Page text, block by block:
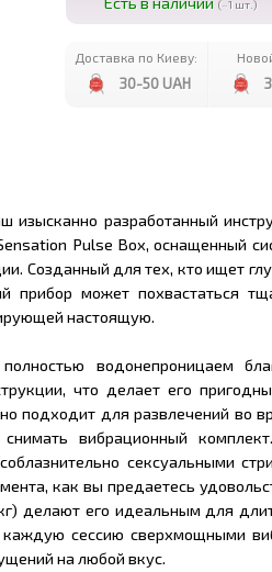
(~1 шт.)
Доставка по Киеву:
30-50 UAH
изысканно разработанный
Pulse Box, оснащенный
Созданный для тех, кто ищет
прибор может похвастаться
настоящую.
водонепроницаем
что делает его
подходит для развлечений во
вибрационный
сексуальными
как вы предаетесь
делают его идеальным для
сессию сверхмощными
на любой вкус.